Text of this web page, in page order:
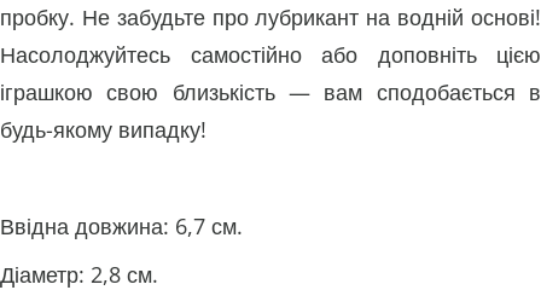
пробку. Не забудьте про лубрикант на водній основі!
Насолоджуйтесь самостійно або доповніть цією
іграшкою свою близькість — вам сподобається в
будь-якому випадку!
Ввідна довжина: 6,7 см.
Діаметр: 2,8 см.